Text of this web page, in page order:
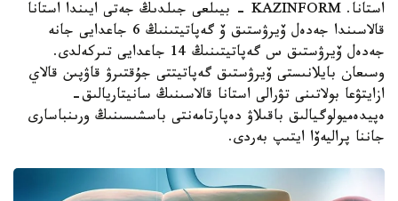
استانا. KAZINFORM - بيىلعى جىلدىڭ جەتى ايىندا استانا
قالاسىندا جەدەل ۆيرۋستىق ۆ گەپاتيتىنىڭ 6 جاعدايى جانە
جەدەل ۆيرۋستىق س گەپاتيتىنىڭ 14 جاعدايى تىركەلدى.
وسىعان بايلانىستى ۆيرۋستىق گەپاتيتتى جۇقتىرۋ قاۋپىن قالاي
ازايتۋعا بولاتىنى تۋرالى استانا قالاسىنىڭ سانيتاريالىق-
ەپيدەميولوگيالىق باقىلاۋ دەپارتامەنتى باسشىسىنىڭ ورىنباسارى
جاننا پراليەۆا ايتىپ بەردى.